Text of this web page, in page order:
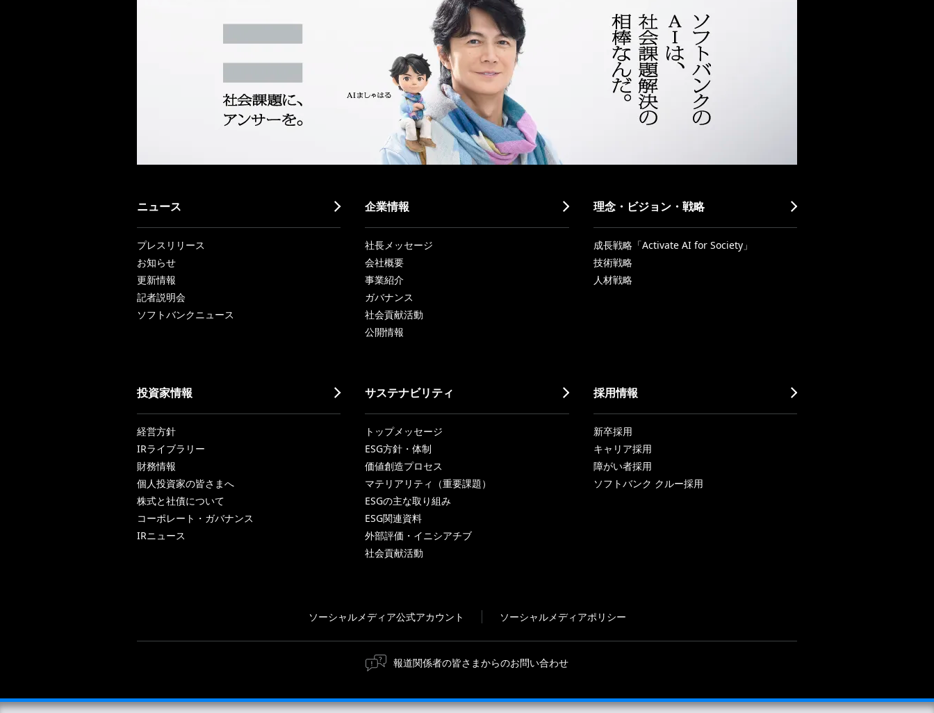
ニュース
プレスリリース
お知らせ
更新情報
記者説明会
ソフトバンクニュース
企業情報
社長メッセージ
会社概要
事業紹介
ガバナンス
社会貢献活動
公開情報
理念・ビジョン・戦略
成長戦略「Activate AI for Society」
技術戦略
人材戦略
投資家情報
経営方針
IRライブラリー
財務情報
個人投資家の皆さまへ
株式と社債について
コーポレート・ガバナンス
IRニュース
サステナビリティ
トップメッセージ
ESG方針・体制
価値創造プロセス
マテリアリティ（重要課題）
ESGの主な取り組み
ESG関連資料
外部評価・イニシアチブ
社会貢献活動
採用情報
新卒採用
キャリア採用
障がい者採用
ソフトバンク クルー採用
ソーシャルメディア公式アカウント ソーシャルメディアポリシー
報道関係者の皆さまからのお問い合わせ